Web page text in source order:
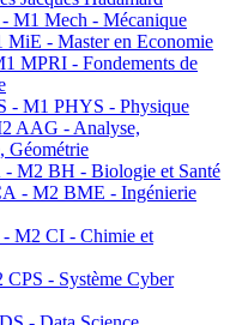
M1 Mech - Mécanique
- Master en Economie
MPRI - Fondements de
- M1 PHYS - Physique
AAG - Analyse,
Géométrie
M2 BH - Biologie et Santé
- M2 BME - Ingénierie
M2 CI - Chimie et
- Système Cyber